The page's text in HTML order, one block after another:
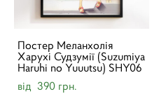
Постер Меланхолія
Харухі Судзумії (Suzumiya
Haruhi no Yuuutsu) SHY06
від 390 грн.